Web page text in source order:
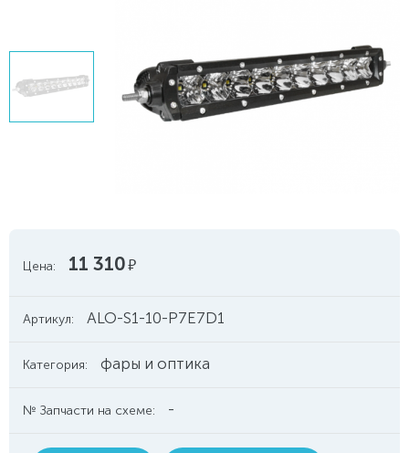
Цена: 11 310руб.
Артикул: ALO-S1-10-P7E7D1
Категория: фары и оптика
№ Запчасти на схеме: -